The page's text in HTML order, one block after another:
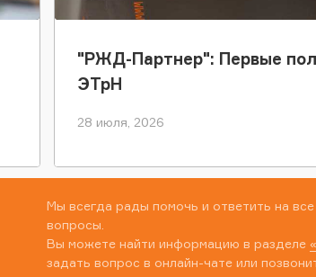
"РЖД-Партнер": Первые
ЭТрН
28 июля, 2026
Мы всегда рады помочь и ответить на
вопросы.
Вы можете найти информацию в разделе
задать вопрос в онлайн-чате или